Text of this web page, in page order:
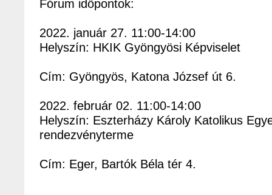
Fórum időpontok:
2022. január 27. 11:00-14:00
Helyszín: HKIK Gyöngyösi Képviselet
Cím: Gyöngyös, Katona József út 6.
2022. február 02. 11:00-14:00
Helyszín: Eszterházy Károly Katolikus
rendezvényterme
Cím: Eger, Bartók Béla tér 4.